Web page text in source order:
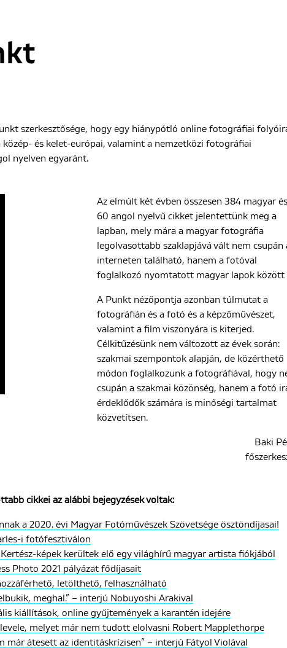
szerkesztősége, hogy egy hiánypótló online fotográfiai
és kelet-európai, valamint a nemzetközi fotográfiai
nyelven egyaránt.
Az elmúlt két évben összesen 384 magyar és
60 angol nyelvű cikket jelentettünk meg a
lapban, mely mára a magyar fotográfia
legolvasottabb szaklapjává vált nem csupán
interneten található, hanem a fotóval
foglalkozó nyomtatott magyar lapok között
A Punkt nézőpontja azonban túlmutat a
fotográfián és a fotó és a képzőművészet,
valamint a film viszonyára is kiterjed.
Célkitűzésünk nem változott az évek során:
szakmai szempontok alapján, de közérthető
módon foglalkozunk a fotográfiával, hogy
csupán a szakmai közönség, hanem a fotó
érdeklődők számára is minőségi tartalmat
közvetítsen.
Baki
cikkei az alábbi bejegyzések voltak:
a 2020. évi Magyar Fotóművészek Szövetsége ösztöndíjasai!
i fotófesztiválon
képek kerültek elő egy világhírű magyar artista fiókjából
Photo 2021 pályázat fődíjasait
letölthető, felhasználható
meghal.” – interjú Nobuyoshi Arakival
kiállítások, online gyűjtemények a karantén idejére
melyet már nem tudott elolvasni Robert Mapplethorpe
már átesett az identitáskrízisen” – interjú Fátyol Violával